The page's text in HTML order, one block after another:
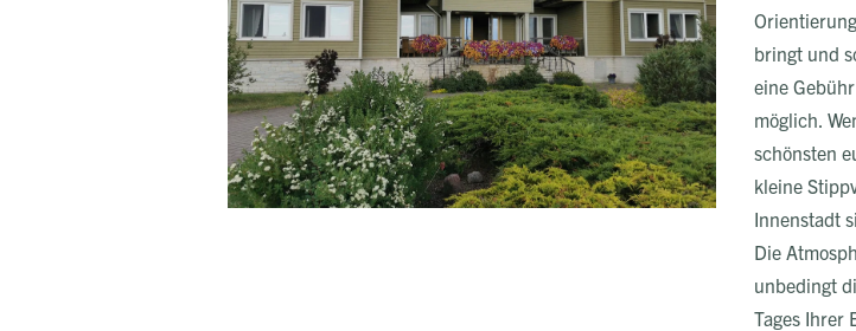
bringt und
eine
möglich.
schönsten
kleine
Innenstadt
Die
unbedingt
Tages Ihrer